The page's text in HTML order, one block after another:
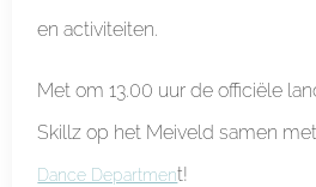
en activiteiten.
Met om 13.00 uur de officiële
Skillz op het Meiveld samen met
Dance Department!